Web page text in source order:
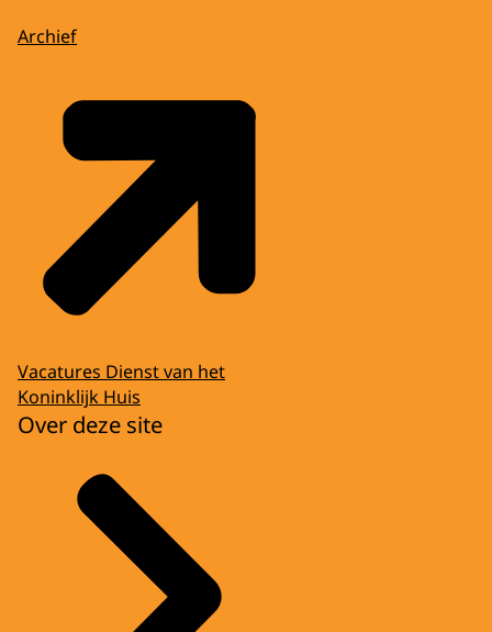
Archief
Vacatures Dienst van het
Koninklijk Huis
Over deze site